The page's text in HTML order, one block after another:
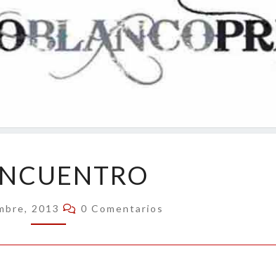
BREVE
RECORRIDO
VITAL Y
ACTUALIDAD
2013 Comentarios
0 Comentarios